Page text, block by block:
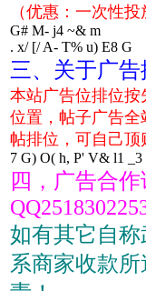
（优惠：一次性
G# M- j4 ~& m
. x/ [/ A- T% u) E8 G
三、关于广
本站广告位排位
位置，帖子广告全
帖排位，可自己顶
7 G) O( h, P' V& l1 _3
四，广告合
如有其它自
系商家收款